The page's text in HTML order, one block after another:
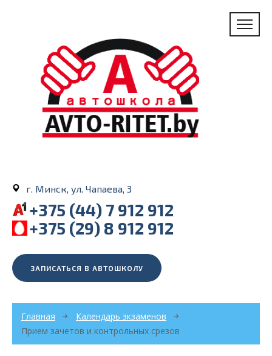
г. Минск, ул. Чапаева, 3
+375 (44) 7 912 912
+375 (29) 8 912 912
ЗАПИСАТЬСЯ В АВТОШКОЛУ
Главная
Календарь экзаменов
Прием зачетов и контрольных срезов